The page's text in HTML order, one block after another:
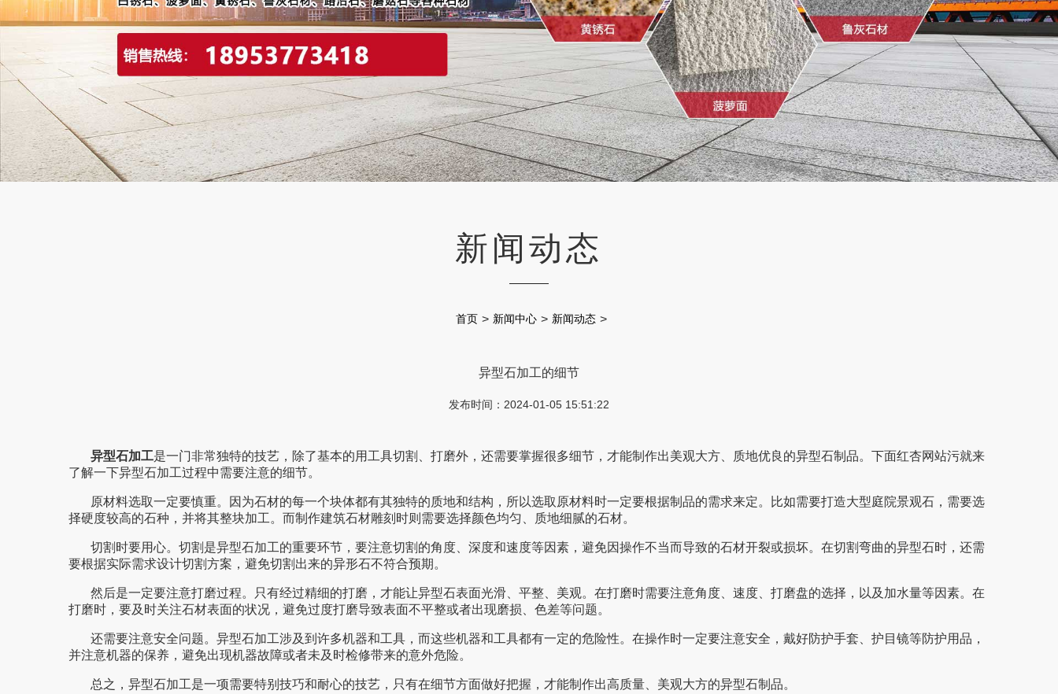
新闻动态
首页 > 新闻中心 > 新闻动态 >
异型石加工的细节
发布时间：2024-01-05 15:51:22
异型石加工是一门非常独特的技艺，除了基本的用工具切割、打磨外，还需要掌握很多细节，才能制作出美观大方、质地优良的异型石制品。下面红杏网站污就来
了解一下异型石加工过程中需要注意的细节。
原材料选取一定要慎重。因为石材的每一个块体都有其独特的质地和结构，所以选取原材料时一定要根据制品的需求来定。比如需要打造大型庭院景观石，需要选
择硬度较高的石种，并将其整块加工。而制作建筑石材雕刻时则需要选择颜色均匀、质地细腻的石材。
切割时要用心。切割是异型石加工的重要环节，要注意切割的角度、深度和速度等因素，避免因操作不当而导致的石材开裂或损坏。在切割弯曲的异型石时，还需
要根据实际需求设计切割方案，避免切割出来的异形石不符合预期。
然后是一定要注意打磨过程。只有经过精细的打磨，才能让异型石表面光滑、平整、美观。在打磨时需要注意角度、速度、打磨盘的选择，以及加水量等因素。在
打磨时，要及时关注石材表面的状况，避免过度打磨导致表面不平整或者出现磨损、色差等问题。
还需要注意安全问题。异型石加工涉及到许多机器和工具，而这些机器和工具都有一定的危险性。在操作时一定要注意安全，戴好防护手套、护目镜等防护用品，
并注意机器的保养，避免出现机器故障或者未及时检修带来的意外危险。
总之，异型石加工是一项需要特别技巧和耐心的技艺，只有在细节方面做好把握，才能制作出高质量、美观大方的异型石制品。